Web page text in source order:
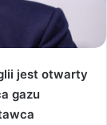
jest otwarty
gazu